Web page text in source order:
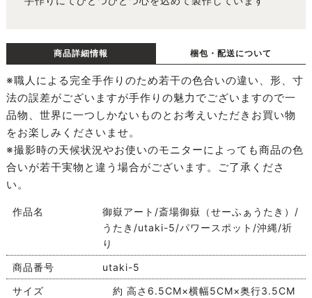
商品詳細情報 梱包・配送について
※職人による完全手作りのため若干の色合いの違い、形、寸
法の誤差がございますが手作りの魅力でございますので一
品物、世界に一つしかないものとお考えいただきお買い物
をお楽しみくださいませ。
※撮影時の天候状況やお使いのモニターによっても商品の色
合いが若干実物と違う場合がございます。ご了承くださ
い。
作品名
御嶽アート/斎場御嶽（せーふぁうたき）/
うたき/utaki-5/パワースポット/沖縄/祈
り
商品番号
utaki-5
サイズ
約 高さ6.5CM×横幅5CM×奥行3.5CM